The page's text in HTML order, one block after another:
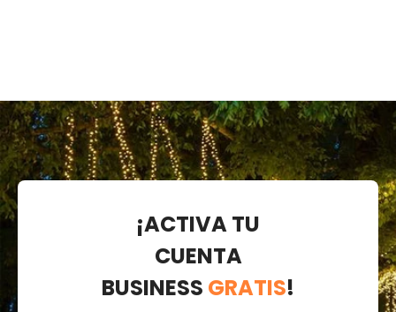
¡ACTIVA TU
CUENTA
BUSINESS GRATIS!